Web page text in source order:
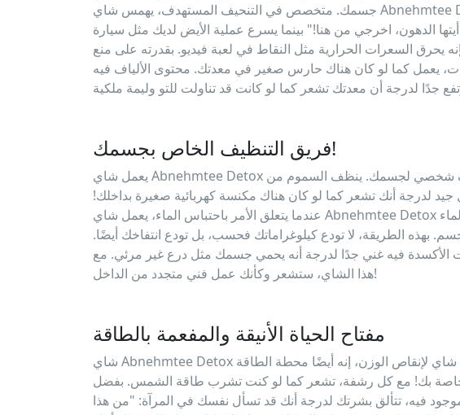
جسمك. متخصص في التنحيف المستهدف، يهمس شاي Abnehmtee Detox
الدهون، اخرجي من هنا!" بينما يسرع عملية الأيض لديك مثل سيارة
1، فإنه يحرق السعرات الحرارية مثل النقاط في لعبة فيديو. بقدرته على منع
يعمل كما لو كان هناك حارس صغير في معدتك. محتوى الألياف فيه
فريق التنظيف الخاص بجسمك!
يعمل شاي Abnehmtee Detox كفريق تنظيف شخصي لجسمك. ينظف السموم من
لدرجة أنك تشعر كما لو كان هناك مكنسة كهربائية صغيرة بداخلك!
عندما يتعلق الأمر باحتباس الماء، يعمل شاي Abnehmtee Detox كسباك، يزيل الماء
بهذه الطريقة، لا تودع كيلوغراماتك فحسب، بل تودع انتفاخك أيضًا.
الأكسدة فيه غني جدًا لدرجة أنه يحمي جسمك مثل درع غير مرئي. مع
هذا الشاي، ستشعر وكأنك عمل فني متجدد من الداخل!
مفتاح الحياة الأنيقة والمفعمة بالطاقة
شاي Abnehmtee Detox ليس مجرد شاي لإنقاص الوزن، إنه أيضًا محطة الطاقة
بك! مع كل رشفة، تشعر كما لو كنت تشرب طاقة الشمس. بفضل
فيه، تتألق بشرتك لدرجة أنك قد تسأل نفسك في المرآة: "من هذا